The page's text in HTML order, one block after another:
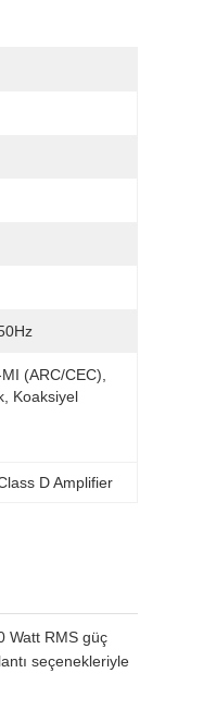
(ARC/CEC),
Koaksiyel
D Amplifier
Watt RMS güç
seçenekleriyle